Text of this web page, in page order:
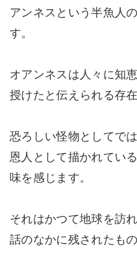
アンネスという半魚人
す。
オアンネスは人々に知
授けたと伝えられる存在
恐ろしい怪物としてで
恩人として描かれてい
味を感じます。
それはかつて地球を訪
話のなかに残されたも